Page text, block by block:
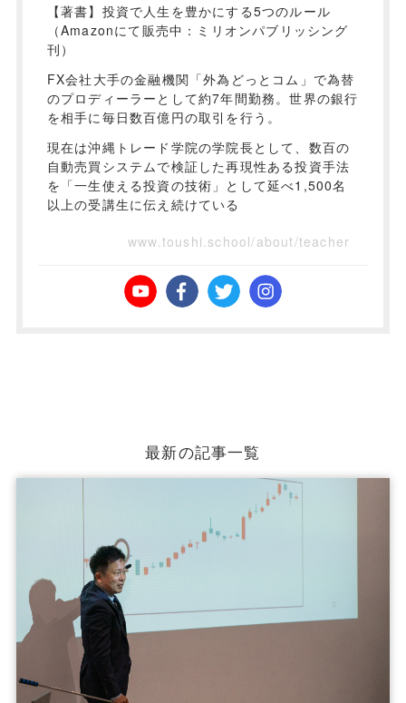
【著書】投資で人生を豊かにする5つのルール
（Amazonにて販売中：ミリオンパブリッシング
刊）
FX会社大手の金融機関「外為どっとコム」で為替
のプロディーラーとして約7年間勤務。世界の銀行
を相手に毎日数百億円の取引を行う。
現在は沖縄トレード学院の学院長として、数百の
自動売買システムで検証した再現性ある投資手法
を「一生使える投資の技術」として延べ1,500名
以上の受講生に伝え続けている
www.toushi.school/about/teacher
最新の記事一覧